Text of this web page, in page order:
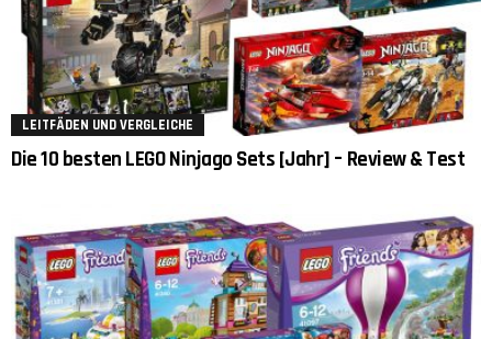
LEITFÄDEN UND VERGLEICHE
Die 10 besten LEGO Ninjago Sets [Jahr] – Review & Test